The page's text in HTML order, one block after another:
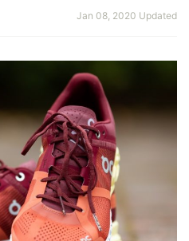
Jan 08, 2020 Updated